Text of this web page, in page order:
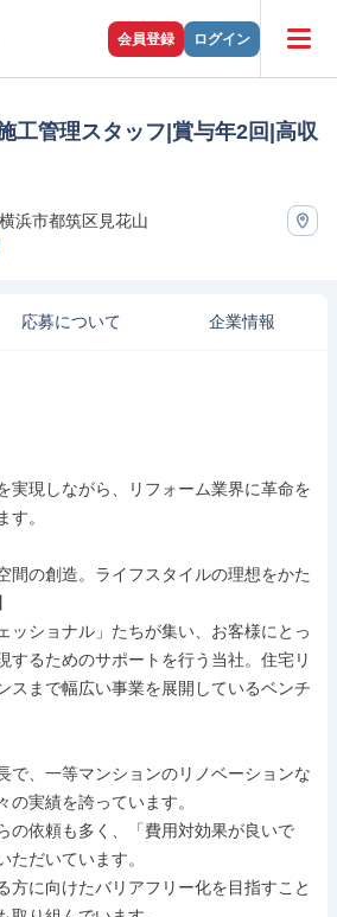
会員登録 ログイン
工管理スタッフ|賞与年2回|高収
浜市都筑区見花山
応募について 企業情報
実現しながら、リフォーム業界に革命を
す。
間の創造。ライフスタイルの理想をかた
ッショナル」たちが集い、お客様にとっ
するためのサポートを行う当社。住宅リ
スまで幅広い事業を展開しているベンチ
で、一等マンションのリノベーションな
の実績を誇っています。
の依頼も多く、「費用対効果が良いで
ただいています。
方に向けたバリアフリー化を目指すこと